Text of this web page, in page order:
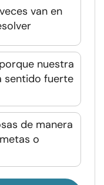
van en
nuestra
sentido fuerte
de manera
o